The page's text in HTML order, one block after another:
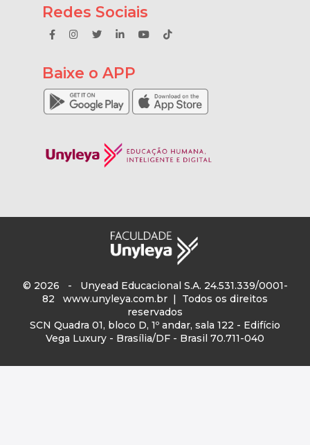
Redes Sociais
Baixe o APP
© 2026 - Unyead Educacional S.A. 24.531.339/0001-
82 www.unyleya.com.br | Todos os direitos
reservados
SCN Quadra 01, bloco D, 1º andar, sala 122 - Edifício
Vega Luxury - Brasília/DF - Brasil 70.711-040